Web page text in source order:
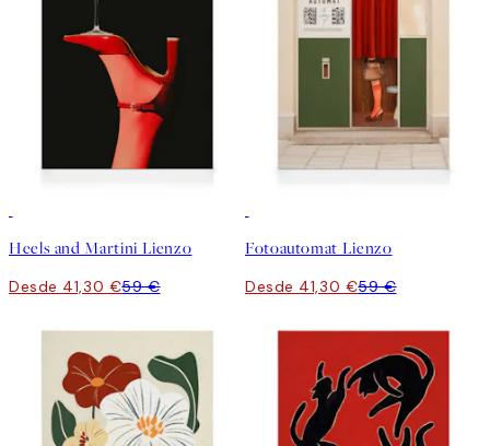
Heels and Martini Lienzo
Desde 41,30 €59 €
Fotoautomat Lienzo
Desde 41,30 €59 €